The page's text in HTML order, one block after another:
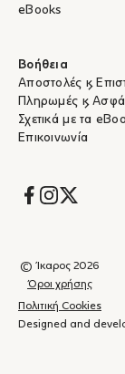
eBooks
Βοήθεια
Αποστολές &
Πληρωμές &
Σχετικά με τα
Επικοινωνία
Socials
© Ίκαρος 2026
Όροι χρήσης
Πολιτική Cookies
Designed and